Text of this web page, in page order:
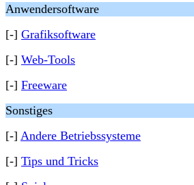
Anwendersoftware
[-] Grafiksoftware
[-] Web-Tools
[-] Freeware
Sonstiges
[-] Andere Betriebssysteme
[-] Tips und Tricks